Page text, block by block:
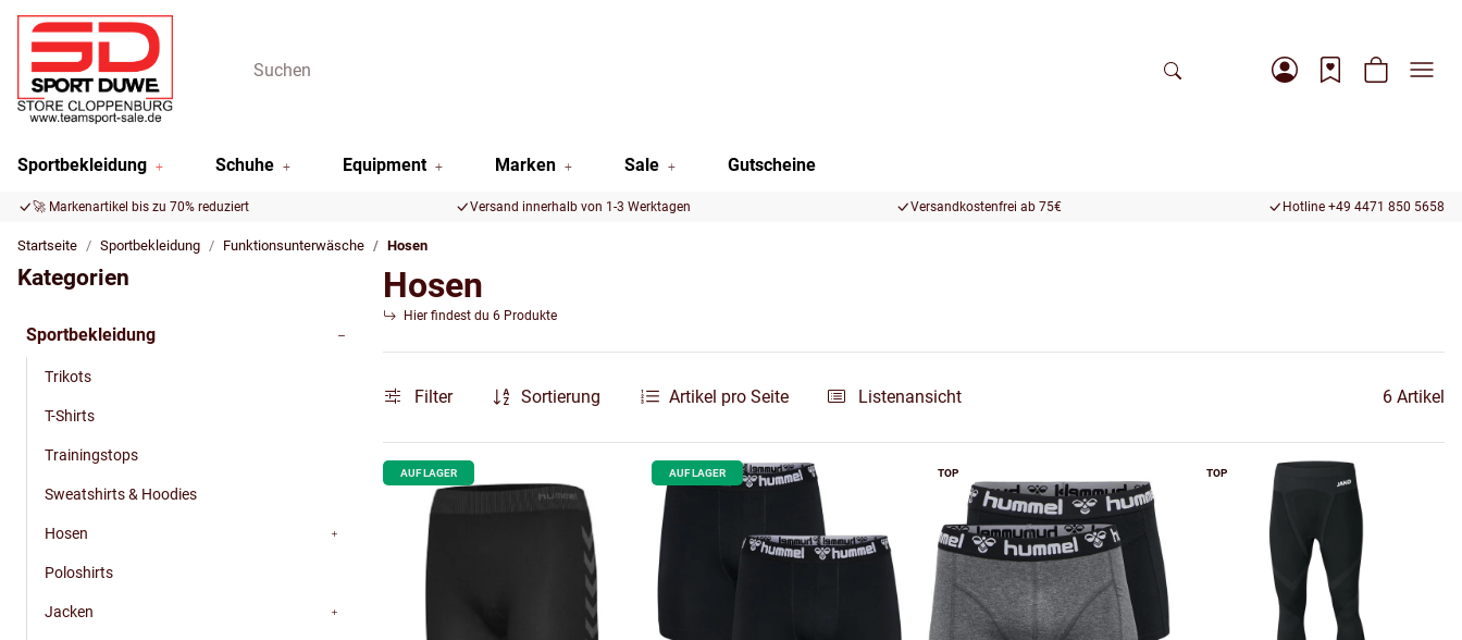
Sportbekleidung Schuhe Equipment Marken Sale Gutscheine
🚀 Markenartikel bis zu 70% reduziert Versand innerhalb von 1-3 Werktagen Versandkostenfrei ab 75€ Hotline +49 4471 850 5658
Startseite Sportbekleidung Funktionsunterwäsche Hosen
Hosen
Hier findest du 6 Produkte
Filter Sortierung Artikel pro Seite Listenansicht 6 Artikel
AUF LAGER AUF LAGER TOP TOP
Kategorien
Sportbekleidung
Trikots
T-Shirts
Trainingstops
Sweatshirts & Hoodies
Hosen
Poloshirts
Jacken